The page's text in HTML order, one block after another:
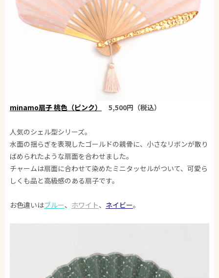
minamo扇子 桃色（ピンク） 5,500円（税込）
人気のシェル型シリーズ。
水面の揺らぎを表現したゴールドの親骨に、小さなリボンが散り
ばめられたような扇面を合わせました。
チャームは扇面に合わせて染めたミニタッセルがついて、可愛ら
しくも品と高級感のある扇子です。
お色違いはブルー、 ホワイト、 ネイビー。